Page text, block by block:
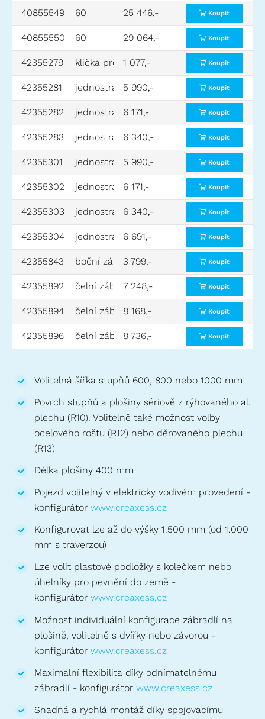
40855549 60 25 446,- Koupit
40855550 60 29 064,- Koupit
42355279 klička pro odnímatelné zábradlí a madlo
1 077,- Koupit
42355281 jednostranné madlo
5 990,- Koupit
42355282 jednostranné madlo
6 171,- Koupit
42355283 jednostranné madlo
6 340,- Koupit
42355301 jednostranné madlo
5 990,- Koupit
42355302 jednostranné madlo
6 171,- Koupit
42355303 jednostranné madlo
6 340,- Koupit
42355304 jednostranné madlo
6 691,- Koupit
42355843 boční zábradlí na plošině
3 799,- Koupit
42355892 čelní zábradlí na plošině
7 248,- Koupit
42355894 čelní zábradlí na plošině
8 168,- Koupit
42355896 čelní zábradlí na plošině
8 736,- Koupit
Volitelná šířka stupňů 600, 800 nebo 1000 mm
Povrch stupňů a plošiny sériově z rýhovaného al.
plechu (R10). Volitelně také možnost volby
ocelového roštu (R12) nebo děrovaného plechu
(R13)
Délka plošiny 400 mm
Pojezd volitelný v elektricky vodivém provedení -
konfigurátor www.creaxess.cz
Konfigurovat lze až do výšky 1.500 mm (od 1.000
mm s traverzou)
Lze volit plastové podložky s kolečkem nebo
úhelníky pro pevnění do země -
konfigurátor www.creaxess.cz
Možnost individuální konfigurace zábradlí na
plošině, volitelně s dvířky nebo závorou -
konfigurátor www.creaxess.cz
Maximální flexibilita díky odnímatelnému
zábradlí - konfigurátor www.creaxess.cz
Snadná a rychlá montáž díky spojovacímu